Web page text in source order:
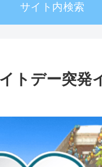
サイト内検索
トデー突発